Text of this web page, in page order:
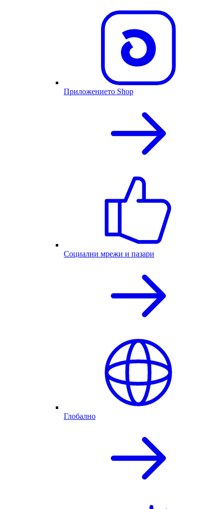
Приложението Shop
Социални мрежи и пазари
Глобално